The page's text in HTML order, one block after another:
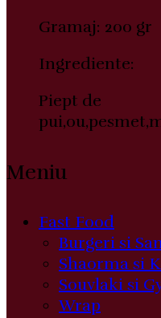
Gramaj: 200 gr
Ingrediente:
Piept de
Meniu
Fast Food
Burgeri si
Shaorma si
Souvlaki si
Wrap